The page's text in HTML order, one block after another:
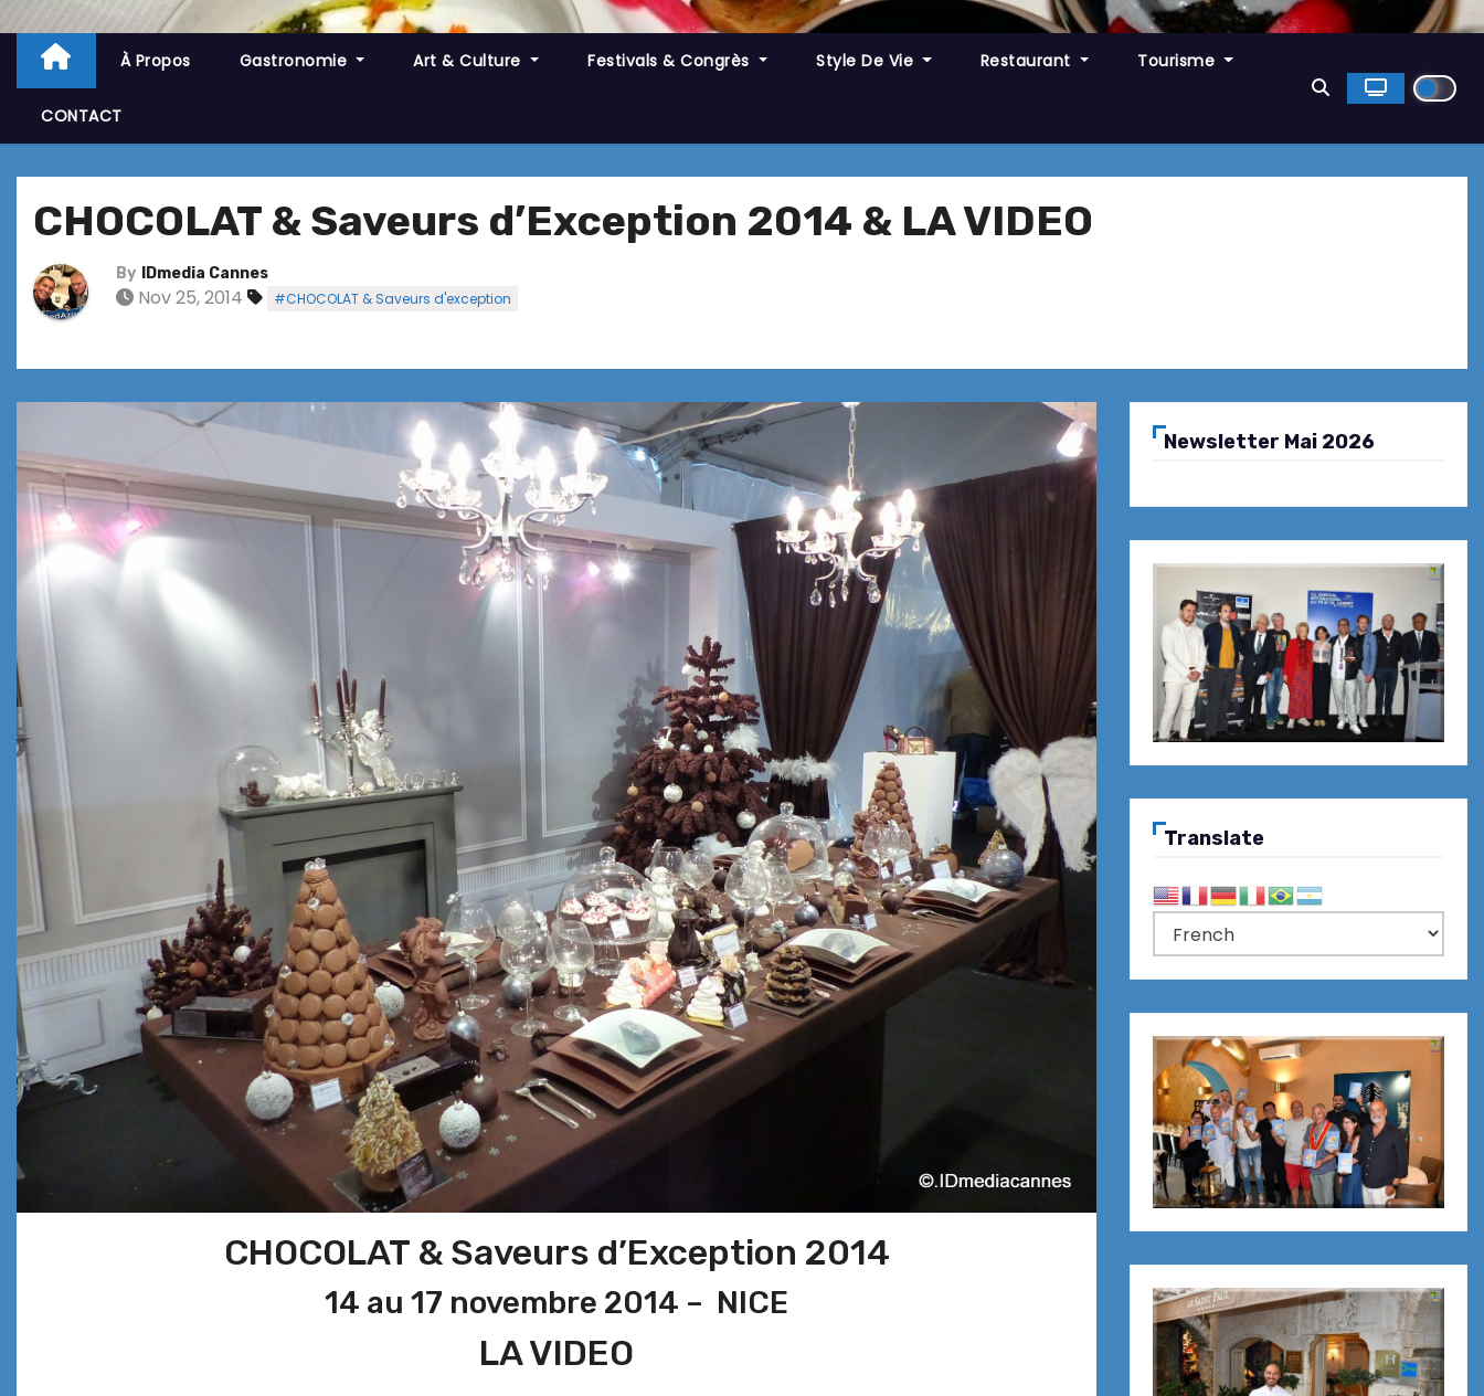
À Propos Gastronomie Art & Culture Festivals & Congrès Style De Vie Restaurant Tourisme
CONTACT
CHOCOLAT & Saveurs d’Exception 2014 & LA VIDEO
By IDmedia Cannes
Nov 25, 2014 #CHOCOLAT & Saveurs d'exception
CHOCOLAT & Saveurs d’Exception 2014
14 au 17 novembre 2014 – NICE
LA VIDEO
Newsletter Mai 2026
Translate